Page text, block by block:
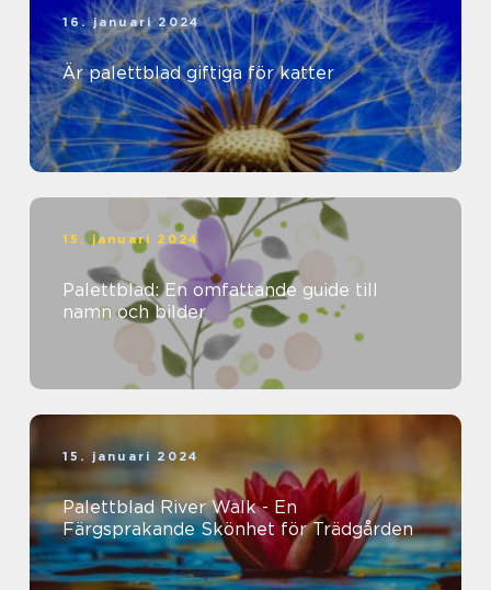
16. januari 2024
Är palettblad giftiga för katter
15. januari 2024
Palettblad: En omfattande guide till
namn och bilder
15. januari 2024
Palettblad River Walk - En
Färgsprakande Skönhet för Trädgården